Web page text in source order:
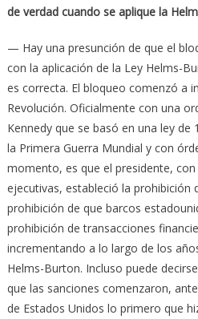
de verdad cuando se aplique la
— Hay una presunción de que el
con la aplicación de la Ley Helms-
es correcta. El bloqueo comenzó a
Revolución. Oficialmente con una
Kennedy que se basó en una ley de
la Primera Guerra Mundial y con
momento, es que el presidente, con
ejecutivas, estableció la prohibición
prohibición de que barcos
prohibición de transacciones
incrementando a lo largo de los
Helms-Burton. Incluso puede
que las sanciones comenzaron,
de Estados Unidos lo primero que